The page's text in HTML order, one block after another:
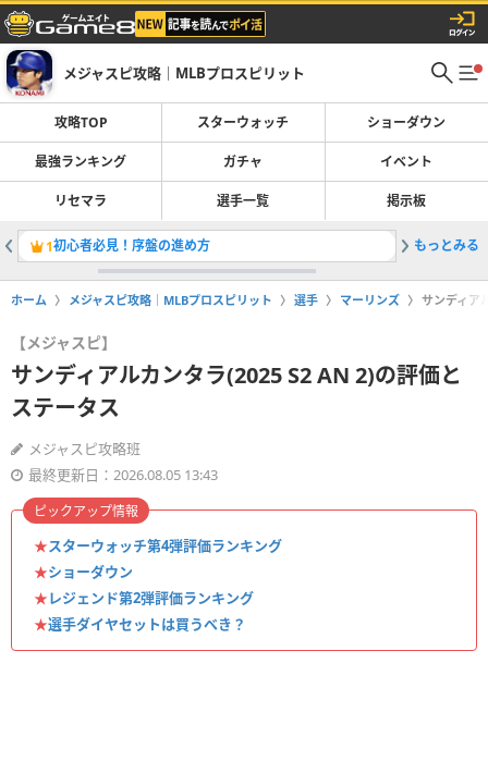
メジャスピ攻略｜MLBプロスピリット
攻略TOP スターウォッチ ショーダウン
最強ランキング ガチャ イベント
リセマラ 選手一覧 掲示板
1初心者必見！序盤の進め方 2タイワ
もっとみる
ホーム メジャスピ攻略｜MLBプロスピリット 選手 マーリンズ サンディア
【メジャスピ】
サンディアルカンタラ(2025 S2 AN 2)の評価と
ステータス
メジャスピ攻略班
最終更新日：2026.08.05 13:43
★スターウォッチ第4弾評価ランキング
★ショーダウン
★レジェンド第2弾評価ランキング
★選手ダイヤセットは買うべき？
ピックアップ情報